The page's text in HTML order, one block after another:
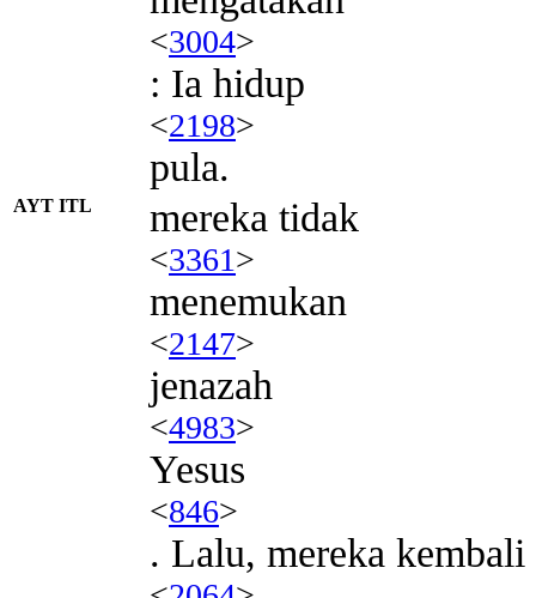
<3004>
: Ia hidup
<2198>
pula.
AYT ITL mereka tidak
<3361>
menemukan
<2147>
jenazah
<4983>
Yesus
<846>
. Lalu, mereka kembali